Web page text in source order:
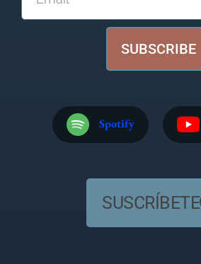
SUBSCRIBE
Spotify
SUSCRÍBETE